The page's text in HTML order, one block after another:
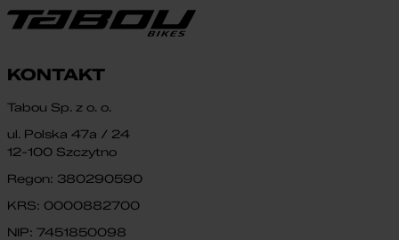
KONTAKT
Tabou Sp. z o. o.
ul. Polska 47a / 24
12-100 Szczytno
Regon: 380290590
KRS: 0000882700
NIP: 7451850098